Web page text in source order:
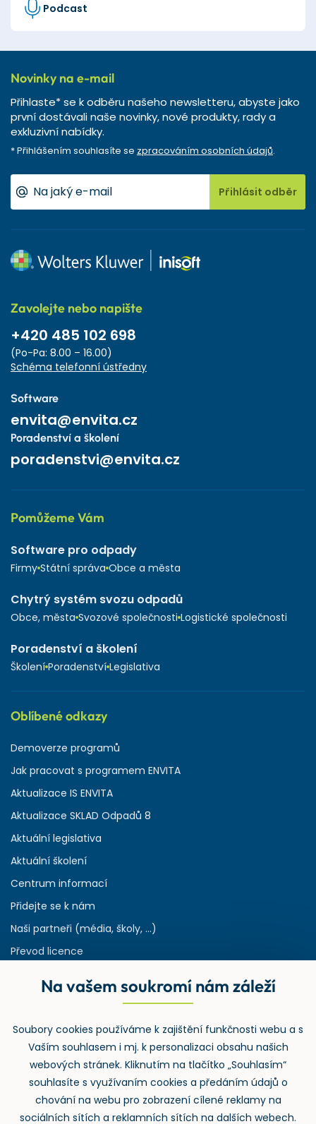
Podcast
Novinky na e-mail
Přihlaste* se k odběru našeho newsletteru, abyste jako
první dostávali naše novinky, nové produkty, rady a
exkluzivní nabídky.
* Přihlášením souhlasíte se zpracováním osobních údajů.
Přihlásit odběr
Zavolejte nebo napište
+420 485 102 698
(Po-Pa: 8.00 – 16.00)
Schéma telefonní ústředny
Software
envita@envita.cz
Poradenství a školení
poradenstvi@envita.cz
Pomůžeme Vám
Software pro odpady
Firmy Státní správa Obce a města
Chytrý systém svozu odpadů
Obce, města Svozové společnosti Logistické společnosti
Poradenství a školení
Školení Poradenství Legislativa
Oblíbené odkazy
Demoverze programů
Jak pracovat s programem ENVITA
Aktualizace IS ENVITA
Aktualizace SKLAD Odpadů 8
Aktuální legislativa
Aktuální školení
Centrum informací
Přidejte se k nám
Naši partneři (média, školy, ...)
Převod licence
Rejstřík používaných zkratek v odpadech
Zpětný odběr
Na vašem soukromí nám záleží
Soubory cookies používáme k zajištění funkčnosti webu a s
Vaším souhlasem i mj. k personalizaci obsahu našich
webových stránek. Kliknutím na tlačítko „Souhlasím“
souhlasíte s využívaním cookies a předáním údajů o
chování na webu pro zobrazení cílené reklamy na
sociálních sítích a reklamních sítích na dalších webech.